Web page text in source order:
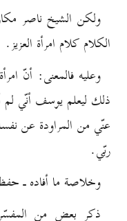
ولكن الشيخ ناصر
الكلام كلام امرأة العزيز.
وعليه فالمعنى: أنّ
ذلك ليعلم يوسف أنّي
عنّي من المراودة عن
ربّي.
وخلاصة ما أفاده ـ
ذكر بعض من